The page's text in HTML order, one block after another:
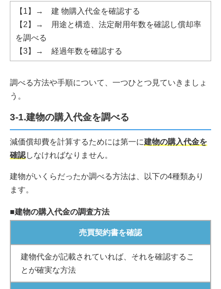
【1】→ 建 物購入代金を確認する
【2】→ 用途と構造、法定耐用年数を確認し償却率
を調べる
【3】→ 経過年数を確認する
調べる方法や手順について、一つひとつ見ていきましょ
う。
3-1.建物の購入代金を調べる
減価償却費を計算するためには第一に建物の購入代金を
確認しなければなりません。
建物がいくらだったか調べる方法は、以下の4種類あり
ます。
■建物の購入代金の調査方法
売買契約書を確認
建物代金が記載されていれば、それを確認するこ
とが確実な方法